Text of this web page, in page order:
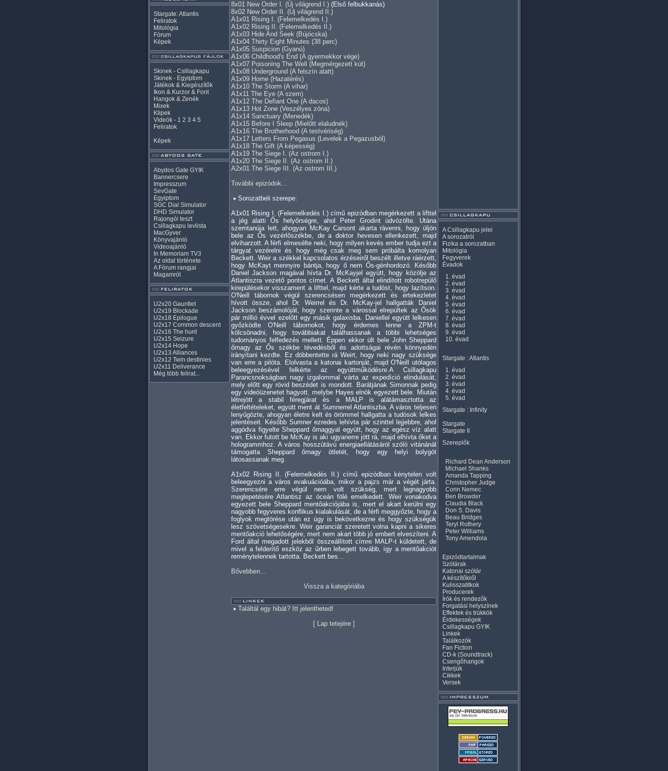
Stargate: Atlantis
Feliratok
Mitológia
Fórum
Képek
Skinek - Csillagkapu
Skinek - Egyiptom
Játékok & Kiegészítők
Ikon & Kurzor & Font
Hangok & Zenék
Mixek
Klipek
Videók - 1 2 3 4 5
Feliratok
Képek
Abydos Gate GYIK
Bannercsere
Impresszum
SevGate
Egyiptom
SGC Dial Simulator
DHD Simulator
Rajongói teszt
Csillagkapu levlista
MacGyver
Könyvajánló
Videoajánló
In Memoriam TV3
Az oldal története
A Fórum rangjai
Magamról
U2x20 Gauntlet
U2x19 Blockade
U2x18 Epilogue
U2x17 Common descent
U2x16 The hunt
U2x15 Seizure
U2x14 Hope
U2x13 Alliances
U2x12 Twin destinies
U2x11 Deliverance
Még több felirat...
8x01 New Order I. (Új világrend I.) (Első felbukkanás)
8x02 New Order II. (Új világrend II.)
A1x01 Rising I. (Felemelkedés I.)
A1x02 Rising II. (Felemelkedés II.)
A1x03 Hide And Seek (Bújócska)
A1x04 Thirty Eight Minutes (38 perc)
A1x05 Suspicion (Gyanú)
A1x06 Childhood's End (A gyermekkor vége)
A1x07 Poisoning The Well (Megmérgezett kút)
A1x08 Underground (A felszín alatt)
A1x09 Home (Hazatérés)
A1x10 The Storm (A vihar)
A1x11 The Eye (A szem)
A1x12 The Defiant One (A dacos)
A1x13 Hot Zone (Veszélyes zóna)
A1x14 Sanctuary (Menedék)
A1x15 Before I Sleep (Mielőtt elaludnék)
A1x16 The Brotherhood (A testvériség)
A1x17 Letters From Pegasus (Levelek a Pegazusból)
A1x18 The Gift (A képesség)
A1x19 The Siege I. (Az ostrom I.)
A1x20 The Siege II. (Az ostrom II.)
A2x01 The Siege III. (Az ostrom III.)
További epizódok...
Sorozatbeli szerepe:
A1x01 Rising I. (Felemelkedés I.) című epizódban megérkezett a lifttel
a jég alatti Ős helyőrségre, ahol Peter Grodint üdvözölte. Utána
szemtanúja lett, ahogyan McKay Carsont akarta rávenni, hogy üljön
bele az Ős vezérlőszékbe, de a doktor hevesen ellenkezett, majd
elviharzott. A férfi elmesélte neki, hogy milyen kevés ember tudja ezt a
tárgyat vezérelni és hogy még csak meg sem próbálta komolyan
Beckett. Weir a székkel kapcsolatos érzéseiről beszélt illetve ráérzett,
hogy McKayt mennyire bántja, hogy ő nem Ős-génhordozó. Később
Daniel Jackson magával hívta Dr. McKayjel együtt, hogy közölje az
Atlantiszra vezető pontos címet. A Beckett által elindított robotrepülő
kirepülésekor visszament a lifttel, majd kérte a tudóst, hogy lazítson.
O'Neill tábornok végül szerencsésen megérkezett és értekezletet
hívott össze, ahol Dr. Weirrel és Dr. McKay-jel hallgatták Daniel
Jackson beszámolóját, hogy szerinte a várossal elrepültek az Ősök
pár millió évvel ezelőtt egy másik galaxisba. Daniellel együtt lelkesen
győzködte O'Neill tábornokot, hogy érdemes lenne a ZPM-t
kölcsönadni, hogy továbbiakat találhassanak a többi lehetséges
tudományos felfedezés mellett. Éppen ekkor ült bele John Sheppard
őrnagy az Ős székbe tévedésből és adottságai révén könnyedén
irányítani kezdte. Ez döbbentette rá Weirt, hogy neki nagy szüksége
van erre a pilóta. Elolvasta a katonai kartonját, majd O'Neill utólagos
beleegyezésével felkérte az együttműködésre.A Csillagkapu
Parancsnokságban nagy izgalommal várta az expedíció elindulását,
mely előtt egy rövid beszédet is mondott. Barátjának Simonnak pedig
egy videóüzenetet hagyott, melybe Hayes elnök egyezett bele. Miután
létrejött a stabil féregjárat és a MALP is alátámasztotta az
életfeltételeket, együtt ment át Sumnerrel Atlantiszba. A város teljesen
lenyűgözte, ahogyan életre kelt és örömmel hallgatta a tudósok lelkes
jelentéseit. Később Sumner ezredes lehívta pár szinttel lejjebbre, ahol
aggódva figyelte Sheppard őrnaggyal együtt, hogy az egész víz alatt
van. Ekkor futott be McKay is aki ugyanerre jött rá, majd elhívta őket a
hologrammhoz. A város hosszútávú energiaellátásáról szóló vitánánál
támogatta Sheppard őrnagy ötletét, hogy egy helyi bolygót
látosassanak meg.
A1x02 Rising II. (Felemelkedés II.) című epizódban kénytelen volt
beleegyezni a város evakuációába, mikor a pajzs már a végét járta.
Szerencsére erre végül nem volt szükség, mert legnagyobb
meglepetésére Atlantisz az óceán fölé emelkedett. Weir vonakodva
egyezett bele Sheppard mentőakciójába is, mert el akart kerülni egy
nagyobb fegyveres konflikus kialakulását, de a férfi meggyőzte, hogy a
foglyok megtörése után ez úgy is bekövetkezne és hogy szükségük
lesz szövetségesekre. Weir garanciát szeretett volna kapni a sikeres
mentőakció lehetőségére, mert nem akart több jó embert elveszíteni. A
Ford által megadott jelekből összeállított címre MALP-t küldetett, de
mivel a felderítő eszköz az űrben lebegett tovább, így a mentőakciót
reménytelennek tartotta. Beckett bes...
Bővebben...
Vissza a kategóriába
Találtál egy hibát? Itt jelentheted!
[ Lap tetejére]
A Csillagkapu jelei
A sorozatról
Fizika a sorozatban
Mitológia
Fegyverek
Évadok
1. évad
2. évad
3. évad
4. évad
5. évad
6. évad
7. évad
8. évad
9. évad
10. évad
Stargate : Atlantis
1. évad
2. évad
3. évad
4. évad
5. évad
Stargate : Infinity
Stargate
Stargate II
Szereplők
Richard Dean Anderson
Michael Shanks
Amanda Tapping
Christopher Judge
Corin Nemec
Ben Browder
Claudia Black
Don S. Davis
Beau Bridges
Teryl Rothery
Peter Williams
Tony Amendola
Epizódtartalmak
Szótárak
Katonai szótár
A készítőkről
Kulisszatitkok
Producerek
Írók és rendezők
Forgatási helyszínek
Effektek és trükkök
Érdekességek
Csillagkapu GYIK
Linkek
Találkozók
Fan Fiction
CD-k (Soundtrack)
Csengőhangok
Interjúk
Cikkek
Versek